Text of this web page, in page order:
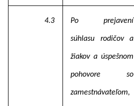
4.3 Po prejavení
súhlasu rodičov a
žiakov a úspešnom
pohovore so
zamestnávateľom,